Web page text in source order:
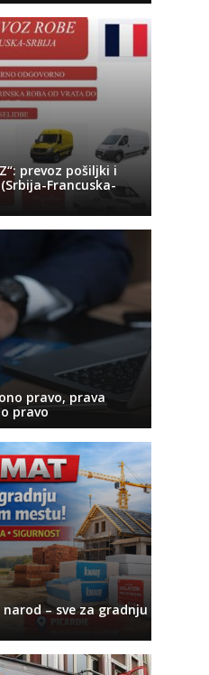
prevoz pošiljki i
Francuska-
pravo, prava
pravo
– sve za gradnju